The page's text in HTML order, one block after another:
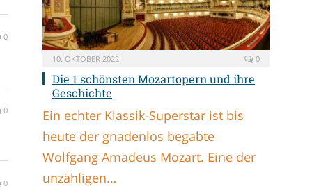
10. OKTOBER 2022 0
Die 1 schönsten Mozartopern und ihre
Geschichte
Ein echter Klassik-Superstar ist bis
heute der gnadenlos begabte
Wolfgang Amadeus Mozart. Eine der
unzähligen…
0
0
0